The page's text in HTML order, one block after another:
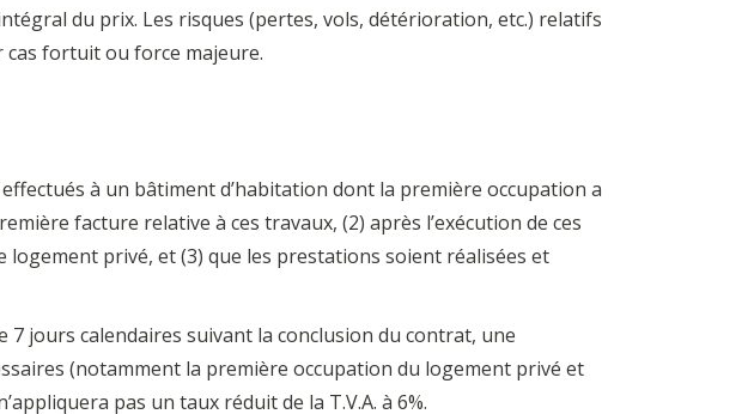
du prix. Les risques (pertes, vols, détérioration, etc.) relatifs
cas fortuit ou force majeure.
à un bâtiment d’habitation dont la première occupation a
facture relative à ces travaux, (2) après l’exécution de ces
privé, et (3) que les prestations soient réalisées et
7 jours calendaires suivant la conclusion du contrat, une
(notamment la première occupation du logement privé et
pas un taux réduit de la T.V.A. à 6%.